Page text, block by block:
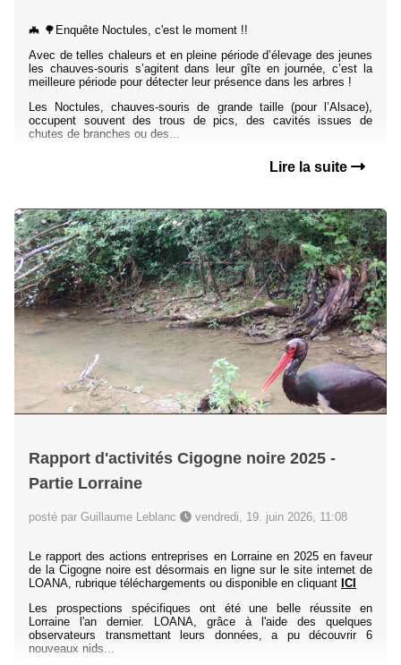
🦇 🌳Enquête Noctules, c'est le moment !!
Avec de telles chaleurs et en pleine période d’élevage des jeunes
les chauves-souris s’agitent dans leur gîte en journée, c’est la
meilleure période pour détecter leur présence dans les arbres !
Les Noctules, chauves-souris de grande taille (pour l’Alsace),
occupent souvent des trous de pics, des cavités issues de
chutes de branches ou des...
Lire la suite
Rapport d'activités Cigogne noire 2025 -
Partie Lorraine
posté par Guillaume Leblanc vendredi, 19. juin 2026, 11:08
Le rapport des actions entreprises en Lorraine en 2025 en faveur
de la Cigogne noire est désormais en ligne sur le site internet de
LOANA, rubrique téléchargements ou disponible en cliquant ICI
Les prospections spécifiques ont été une belle réussite en
Lorraine l'an dernier. LOANA, grâce à l'aide des quelques
observateurs transmettant leurs données, a pu découvrir 6
nouveaux nids...